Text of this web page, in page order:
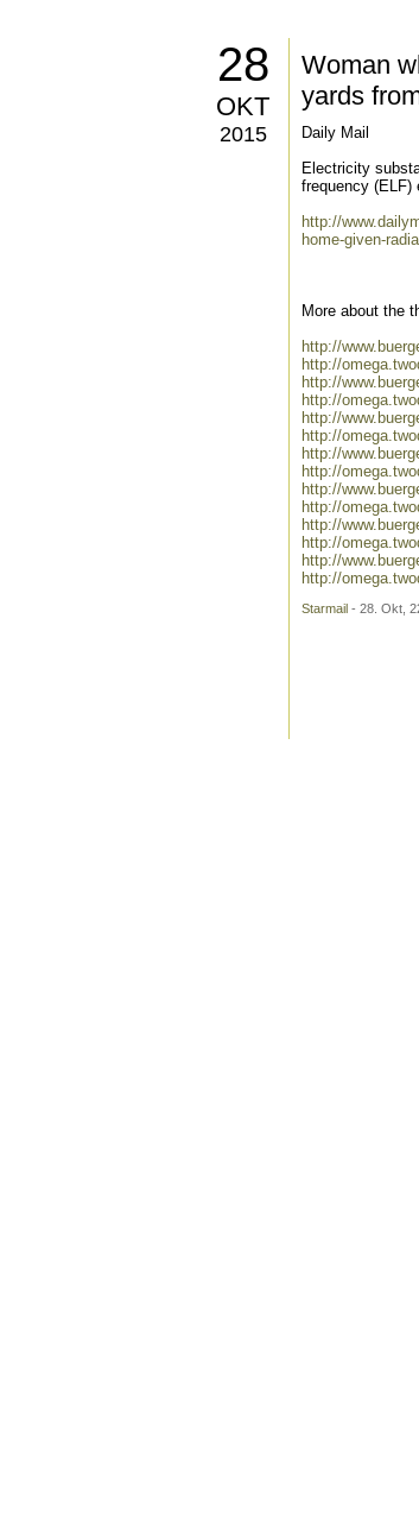
28
OKT
2015
Woman
yards
Daily Mail
Electricity
frequency (ELF)
http://
home-given-
More about the
http://
http://
http://
http://
http://
http://
http://
http://
http://
http://
http://
http://
http://
http://
Starmail - 28. Okt,